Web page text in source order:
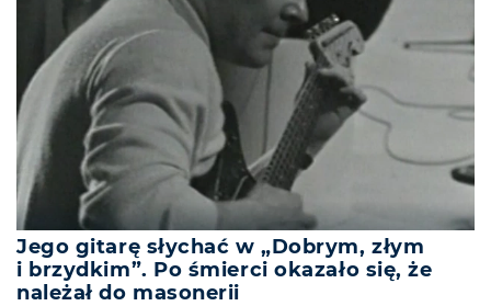
Jego gitarę słychać w „Dobrym, złym
i brzydkim”. Po śmierci okazało się, że
należał do masonerii